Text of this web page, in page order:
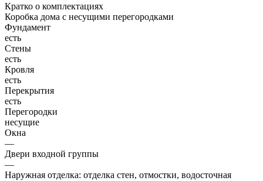
Кратко о комплектациях
Коробка дома с несущими перегородками
Фундамент
есть
Стены
есть
Кровля
есть
Перекрытия
есть
Перегородки
несущие
Окна
—
Двери входной группы
—
Наружная отделка: отделка стен, отмостки, водосточная